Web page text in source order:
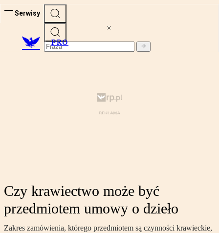
Serwisy
PRO
Czy krawiectwo może być
przedmiotem umowy o dzieło
Zakres zamówienia, którego przedmiotem są czynności krawieckie,